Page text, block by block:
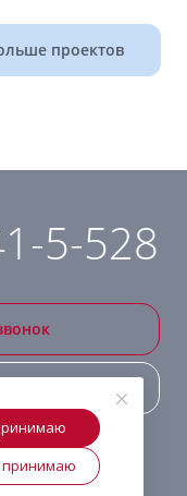
проектов
5-528